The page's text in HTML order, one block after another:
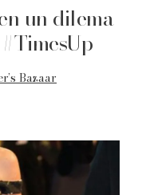
un dilema
Bazaar